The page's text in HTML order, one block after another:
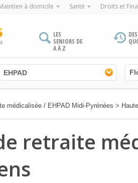
à domicile Santé Droits et
LES
SENIORS DE
A À Z
EHPAD
médicalisée / EHPAD Midi-Pyrénées >
retraite